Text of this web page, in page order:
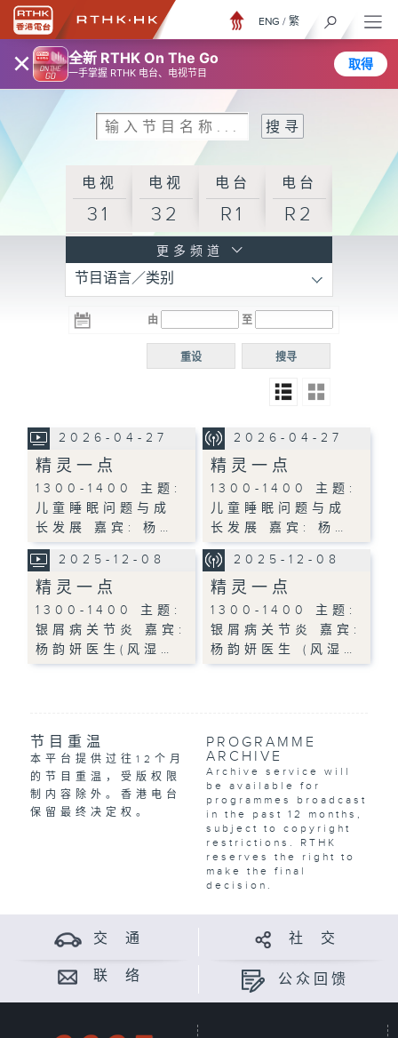
× 全新 RTHK On The Go
一手掌握 RTHK 电台、电视节目
取得
ENG / 繁
电视
31
电视
32
电台
R1
电台
R2
R3
电台 电台
R5
电台
普通
更多频道
节目语言／类别
由 至
搜寻
重设
2026-04-27
精灵一点
1300-1400 主题:
儿童睡眠问题与成
长发展 嘉宾: 杨…
2026-04-27
精灵一点
1300-1400 主题:
儿童睡眠问题与成
长发展 嘉宾: 杨…
2025-12-08
精灵一点
1300-1400 主题:
银屑病关节炎 嘉宾:
杨韵妍医生(风湿…
2025-12-08
精灵一点
1300-1400 主题:
银屑病关节炎 嘉宾:
杨韵妍医生 (风湿…
节目重温
本平台提供过往12个月
的节目重温，受版权限
制内容除外。香港电台
保留最终决定权。
PROGRAMME
ARCHIVE
Archive service will
be available for
programmes broadcast
in the past 12 months,
subject to copyright
restrictions. RTHK
reserves the right to
make the final
decision.
交 通 社 交
联 络 公众回馈